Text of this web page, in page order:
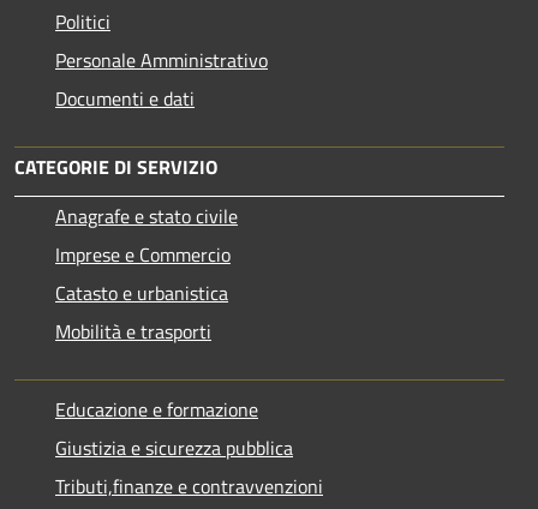
Politici
Personale Amministrativo
Documenti e dati
CATEGORIE DI SERVIZIO
Anagrafe e stato civile
Imprese e Commercio
Catasto e urbanistica
Mobilità e trasporti
Educazione e formazione
Giustizia e sicurezza pubblica
Tributi,finanze e contravvenzioni